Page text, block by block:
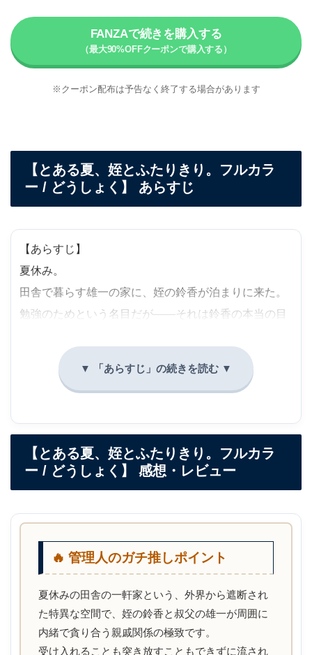
FANZAで続きを購入する
※クーポン配布は予告なく終了する場合があります
【とある夏、姪とふたりきり。フルカラ
ー / どうしょく】 あらすじ
【あらすじ】
夏休み。
田舎で暮らす雄一の家に、姪の鈴香が泊まりに来た。
勉強のためという名目だが――それは鈴香の本当の目
雄一と鈴香は「妙な関係」にある。
周囲に内緒で身体を重ねているのだ。
姪は都会暮らし、叔父は田舎暮らしのため、
長く一緒にいられるのは長期休みの間だけ。
田舎の一軒家、ふたりきりで行為に耽る。
※「とある夏、姪とふたりきり。」のオールフルカラ
【とある夏、姪とふたりきり。フルカラ
ー / どうしょく】 感想・レビュー
🔥 管理人のガチ推しポイント
夏休みの田舎の一軒家という、外界から遮断され
た特異な空間で、姪の鈴香と叔父の雄一が周囲に
内緒で貪り合う親戚関係の極致です。
受け入れることも突き放すこともできずに流され